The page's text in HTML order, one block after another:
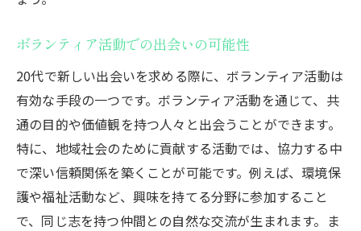
ボランティア活動での出会いの可能性
20代で新しい出会いを求める際に、ボランティア活動は
有効な手段の一つです。ボランティア活動を通じて、共
通の目的や価値観を持つ人々と出会うことができます。
特に、地域社会のために貢献する活動では、協力する中
で深い信頼関係を築くことが可能です。例えば、環境保
護や福祉活動など、興味を持てる分野に参加すること
で、同じ志を持つ仲間との自然な交流が生まれます。ま